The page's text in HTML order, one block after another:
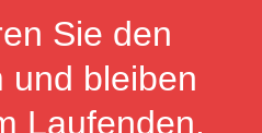
Sie den
und bleiben
Laufenden.